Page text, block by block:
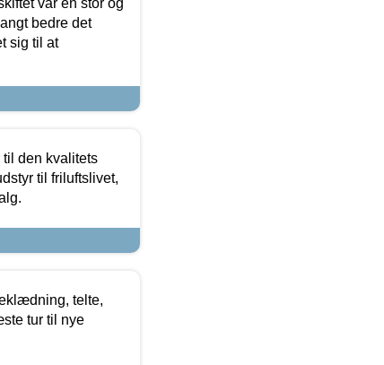
var en stor og
bedre det
sig til at
den kvalitets
til friluftslivet,
telte,
tur til nye